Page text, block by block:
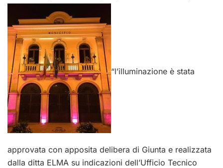
“l’illuminazione è stata
approvata con apposita delibera di Giunta e realizzata
dalla ditta ELMA su indicazioni dell’Ufficio Tecnico